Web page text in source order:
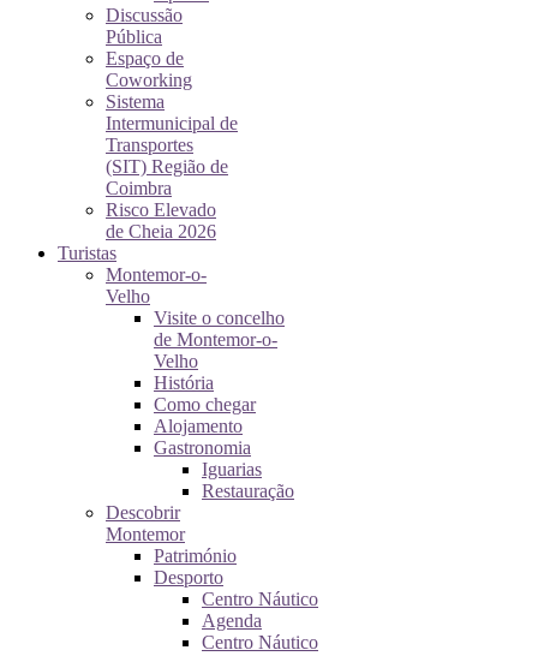
Discussão
Pública
Espaço de
Coworking
Sistema
Intermunicipal de
Transportes
(SIT) Região de
Coimbra
Risco Elevado
de Cheia 2026
Turistas
Montemor-o-
Velho
Visite o concelho
de Montemor-o-
Velho
História
Como chegar
Alojamento
Gastronomia
Iguarias
Restauração
Descobrir
Montemor
Património
Desporto
Centro Náutico
Agenda
Centro Náutico